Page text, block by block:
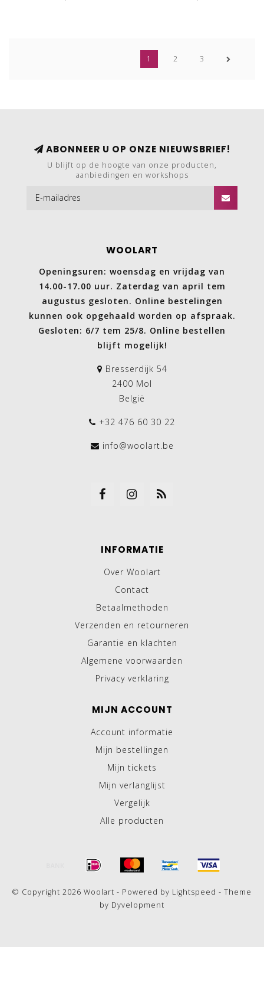
1 2 3
ABONNEER U OP ONZE NIEUWSBRIEF!
U blijft op de hoogte van onze producten,
aanbiedingen en workshops
WOOLART
Openingsuren: woensdag en vrijdag van
14.00-17.00 uur. Zaterdag van april tem
augustus gesloten. Online bestelingen
kunnen ook opgehaald worden op afspraak.
Gesloten: 6/7 tem 25/8. Online bestellen
blijft mogelijk!
Bresserdijk 54
2400 Mol
België
+32 476 60 30 22
info@woolart.be
INFORMATIE
Over Woolart
Contact
Betaalmethoden
Verzenden en retourneren
Garantie en klachten
Algemene voorwaarden
Privacy verklaring
MIJN ACCOUNT
Account informatie
Mijn bestellingen
Mijn tickets
Mijn verlanglijst
Vergelijk
Alle producten
© Copyright 2026 Woolart - Powered by Lightspeed - Theme
by Dyvelopment